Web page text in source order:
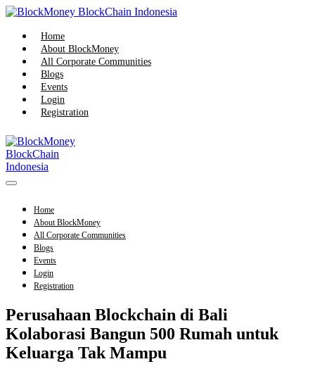
Skip
content
Home
About BlockMoney
All Corporate Communities
Blogs
Events
Login
Registration
Menu
Home
About BlockMoney
All Corporate Communities
Blogs
Events
Login
Registration
Perusahaan Blockchain di Bali
Kolaborasi Bangun 500 Rumah untuk
Keluarga Tak Mampu